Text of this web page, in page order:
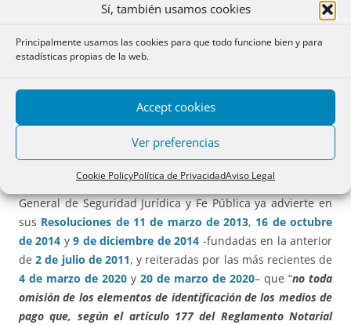
Sí, también usamos cookies
Principalmente usamos las cookies para que todo funcione bien y para
estadísticas propias de la web.
Accept cookies
Ver preferencias
Cookie PolicyPolítica de PrivacidadAviso Legal
regla general, sin perjuicio de la especialidad
artículo 177 del Reglamento Notarial
que entiende
aportar los códigos de las cuentas de cargo y abono,
siempre que se haga constar en la escritura el ordenante,
beneficiario, fecha, importe, entidad emisora y ordenante
y receptora o beneficiaria.
A este respecto, téngase en cuenta que la propia Dirección
General de Seguridad Jurídica y Fe Pública ya advierte en
sus Resoluciones de 11 de marzo de 2013, 16 de octubre
de 2014 y9 de diciembre de 2014 -fundadas en la anterior
de2 de julio de 2011, y reiteradas por las más recientes de
4 de marzo de 2020 y 20 de marzo de 2020– que “no toda
omisión de los elementos de identificación de los medios de
pago que, según el artículo 177 del Reglamento Notarial